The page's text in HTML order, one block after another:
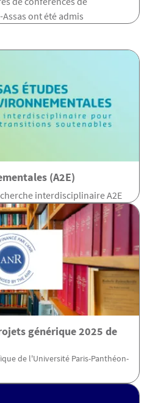
ont été admis
(A2E)
interdisciplinaire A2E
générique 2025 de
de l'Université Paris-Panthéon-